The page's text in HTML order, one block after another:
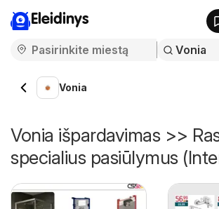
Eleidinys
Vonia
Vonia išpardavimas >>
specialius pasiūlymus